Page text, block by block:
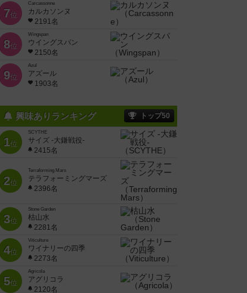
7位
Carcassonne
カルカソンヌ
2191名
8位
Wingspan
ウイングスパン
2150名
9位
Azul
アズール
1903名
興味ありランキング トップ50
1位
SCYTHE
サイズ -大鎌戦役-
2415名
2位
Terraforming Mars
テラフォーミングマーズ
2396名
3位
Stone Garden
枯山水
2281名
4位
Viticulture
ワイナリーの四季
2273名
5位
Agricola
アグリコラ
2120名